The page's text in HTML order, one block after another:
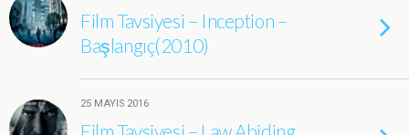
Film Tavsiyesi – Inception –
Başlangıç(2010)
25 MAYIS 2016